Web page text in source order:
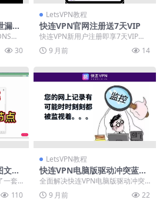
漏设
防
私
30
LetsVPN教程
快连VPN官网注册送7天VIP
快连VPN新用户注册即享7天VIP会
员免费试用，无需付费或绑定银行
卡。通过官方应...
9 月前 14
步
一套
注
110
LetsVPN教程
快连VPN电脑版驱动冲突蓝屏
修复
全面解决快连VPN电脑版驱动冲突
导致的蓝屏问题，涵盖从基础操作
到高级排查的完整方...
9 月前 22